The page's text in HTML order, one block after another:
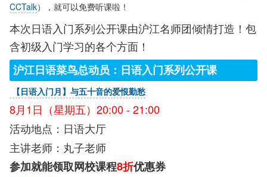
CCTalk），就可以免费听课啦！
本次日语入门系列公开课由沪江名师团倾情打造！包
含初级入门学习的各个方面！
沪江日语菜鸟总动员：日语入门系列公开课
【日语入门月】与五十音的爱恨勤愁
8月1日（星期五）20:00 - 21:00
活动地点：日语大厅
主讲老师：丸子老师
参加就能领取网校课程8折优惠券